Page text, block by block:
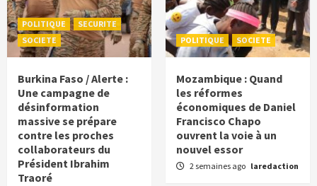
POLITIQUE
SECURITE
SOCIETE
Burkina Faso / Alerte :
Une campagne de
désinformation
massive se prépare
contre les proches
collaborateurs du
Président Ibrahim
Traoré
POLITIQUE SOCIETE
Mozambique : Quand
les réformes
économiques de Daniel
Francisco Chapo
ouvrent la voie à un
nouvel essor
2 semaines ago laredaction